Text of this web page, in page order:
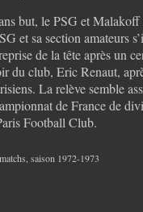
but, le PSG et
et sa section amateurs
de la tête après un
du club, Eric Renaut,
La relève semble
de France de
Football Club.
saison 1972-1973